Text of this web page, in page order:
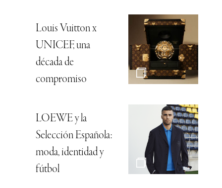
Louis Vuitton x
UNICEF, una
década de
compromiso
LOEWE y la
Selección Española:
moda, identidad y
fútbol